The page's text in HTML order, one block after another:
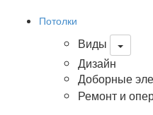
Потолки
Виды
Дизайн
Доборные
Ремонт и